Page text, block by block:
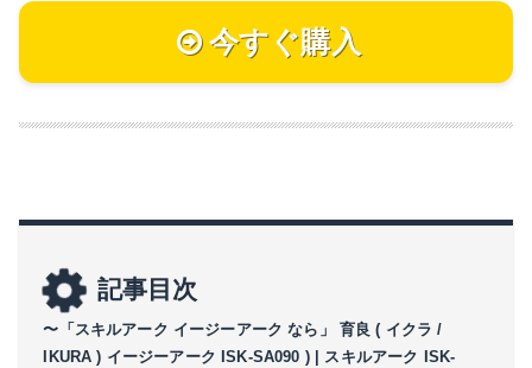
今すぐ購入
記事目次
〜「スキルアーク イージーアーク なら」 育良 ( イクラ /
IKURA ) イージーアーク ISK-SA090 ) | スキルアーク ISK-